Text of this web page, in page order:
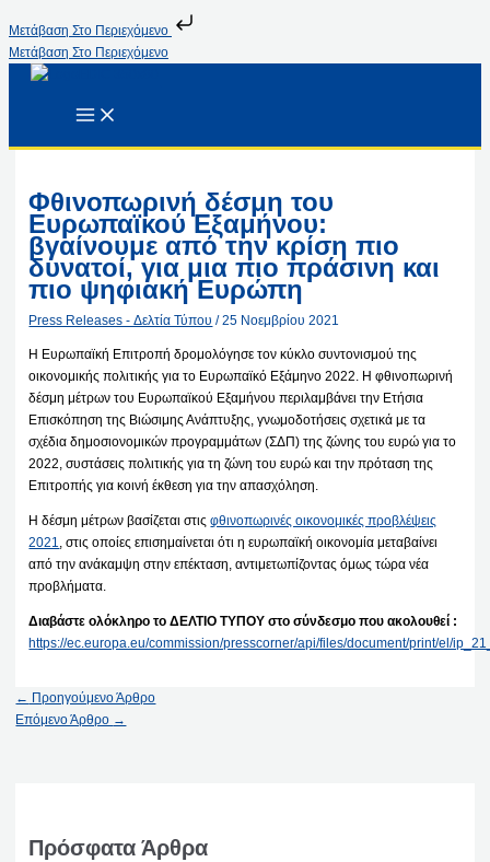
Μετάβαση Στο Περιεχόμενο
Μετάβαση Στο Περιεχόμενο
Φθινοπωρινή δέσμη του
Ευρωπαϊκού Εξαμήνου:
βγαίνουμε από την κρίση πιο
δυνατοί, για μια πιο πράσινη και
πιο ψηφιακή Ευρώπη
Press Releases - Δελτία Τύπου /25 Νοεμβρίου 2021
Η Ευρωπαϊκή Επιτροπή δρομολόγησε τον κύκλο συντονισμού της
οικονομικής πολιτικής για το Ευρωπαϊκό Εξάμηνο 2022. Η φθινοπωρινή
δέσμη μέτρων του Ευρωπαϊκού Εξαμήνου περιλαμβάνει την Ετήσια
Επισκόπηση της Βιώσιμης Ανάπτυξης, γνωμοδοτήσεις σχετικά με τα
σχέδια δημοσιονομικών προγραμμάτων (ΣΔΠ) της ζώνης του ευρώ για το
2022, συστάσεις πολιτικής για τη ζώνη του ευρώ και την πρόταση της
Επιτροπής για κοινή έκθεση για την απασχόληση.
Η δέσμη μέτρων βασίζεται στιςφθινοπωρινές οικονομικές προβλέψεις
2021, στις οποίες επισημαίνεται ότι η ευρωπαϊκή οικονομία μεταβαίνει
από την ανάκαμψη στην επέκταση, αντιμετωπίζοντας όμως τώρα νέα
προβλήματα.
Διαβάστε ολόκληρο το ΔΕΛΤΙΟ ΤΥΠΟΥ στο σύνδεσμο που ακολουθεί :
https://ec.europa.eu/commission/presscorner/api/files/document/print/el/
← Προηγούμενο Άρθρο
Επόμενο Άρθρο →
Πρόσφατα Άρθρα